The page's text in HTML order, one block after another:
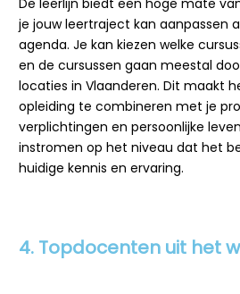
De leerlijn biedt een hoge mate
je jouw leertraject kan aanpassen
agenda. Je kan kiezen welke
en de cursussen gaan meestal
locaties in Vlaanderen. Dit maakt
opleiding te combineren met je
verplichtingen en persoonlijke
instromen op het niveau dat het
huidige kennis en ervaring.
4. Topdocenten uit het